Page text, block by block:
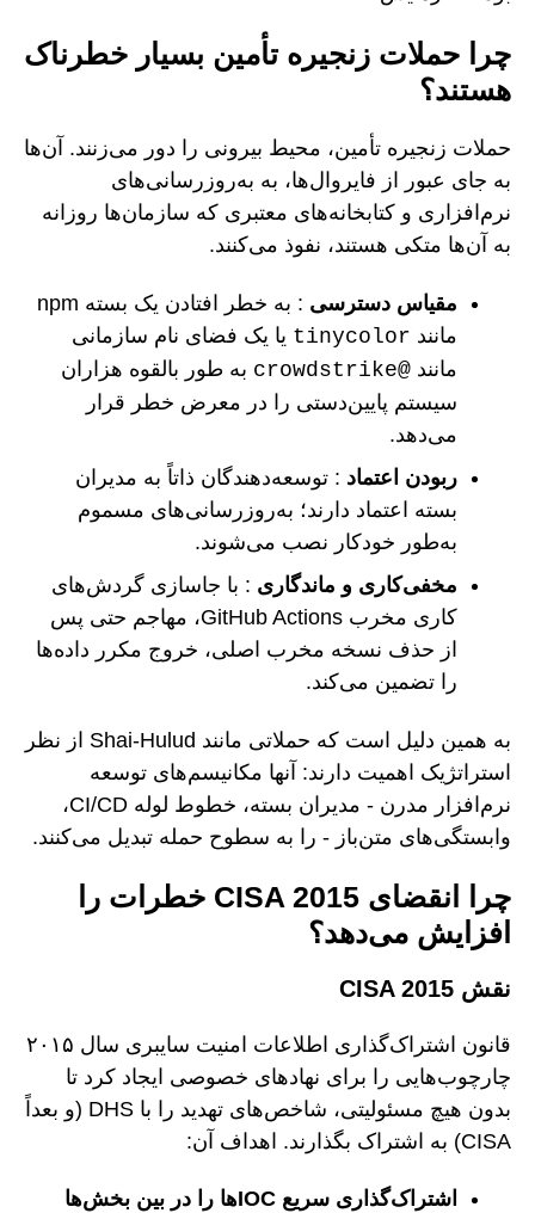
چرا حملات زنجیره تأمین بسیار خطرناک
هستند؟
حملات زنجیره تأمین، محیط بیرونی را دور می‌زنند. آن‌ها
به جای عبور از فایروال‌ها، به به‌روزرسانی‌های
نرم‌افزاری و کتابخانه‌های معتبری که سازمان‌ها روزانه
به آن‌ها متکی هستند، نفوذ می‌کنند.
مقیاس دسترسی
: به خطر افتادن یک بسته npm
مانند tinycolor یا یک فضای نام سازمانی
مانند @crowdstrike
به طور بالقوه هزاران
سیستم پایین‌دستی را در معرض خطر قرار
می‌دهد.
ربودن اعتماد : توسعه‌دهندگان ذاتاً به مدیران
بسته اعتماد دارند؛ به‌روزرسانی‌های مسموم
به‌طور خودکار نصب می‌شوند.
مخفی‌کاری و ماندگاری : با جاسازی گردش‌های
کاری مخرب GitHub Actions، مهاجم حتی پس
از حذف نسخه مخرب اصلی، خروج مکرر داده‌ها
را تضمین می‌کند.
به همین دلیل است که حملاتی مانند Shai-Hulud از نظر
استراتژیک اهمیت دارند: آنها مکانیسم‌های توسعه
نرم‌افزار مدرن - مدیران بسته، خطوط لوله CI/CD،
وابستگی‌های متن‌باز - را به سطوح حمله تبدیل می‌کنند.
چرا انقضای CISA 2015 خطرات را
افزایش می‌دهد؟
نقش CISA 2015
قانون اشتراک‌گذاری اطلاعات امنیت سایبری سال ۲۰۱۵
چارچوب‌هایی را برای نهادهای خصوصی ایجاد کرد تا
بدون هیچ مسئولیتی، شاخص‌های تهدید را با DHS (و بعداً
CISA) به اشتراک بگذارند. اهداف آن:
اشتراک‌گذاری سریع IOCها را در بین بخش‌ها